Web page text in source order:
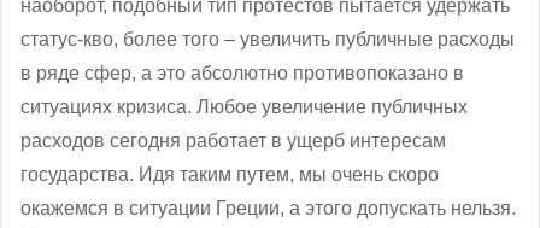
наоборот, подобный тип протестов пытается удержать
статус-кво, более того – увеличить публичные расходы
в ряде сфер, а это абсолютно противопоказано в
ситуациях кризиса. Любое увеличение публичных
расходов сегодня работает в ущерб интересам
государства. Идя таким путем, мы очень скоро
окажемся в ситуации Греции, а этого допускать нельзя.